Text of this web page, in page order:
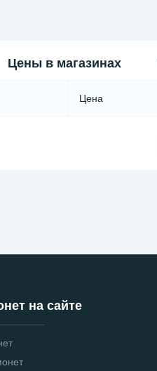
Цены в магазинах
Цена
на сайте